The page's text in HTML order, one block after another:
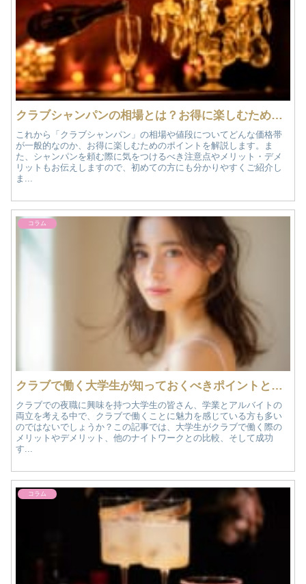
クラブシャンパンの相場とは？お得に楽しむためのポイントと注意点
これから「クラブシャンパン」の相場や値段についてどんな価格帯
が一般的なのか、お得に楽しむためのポイントを解説します。ま
た、シャンパンを頼む際に気をつけるべき注意点やメリット・デメ
リットもお伝えしますので、初めての方にも分かりやすくご紹介し
ま...
コラム
クラブで働く大学生が知っておくべきポイントとは？クラブでの働き方ガイド！
クラブでの夜職に興味を持つ大学生の皆さん、学業とアルバイトの
両立を考える中で、クラブで働くことに魅力を感じている方も多い
のではないでしょうか？この記事では、大学生がクラブで働く際の
メリットやデメリット、他のナイトワークとの比較、そして成功
す...
コラム